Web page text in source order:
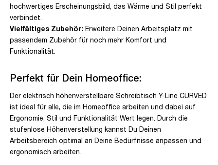
hochwertiges Erscheinungsbild, das Wärme und Stil perfekt
verbindet.
Vielfältiges Zubehör: Erweitere Deinen Arbeitsplatz mit
passendem Zubehör für noch mehr Komfort und
Funktionalität.
Perfekt für Dein Homeoffice:
Der elektrisch höhenverstellbare Schreibtisch Y-Line CURVED
ist ideal für alle, die im Homeoffice arbeiten und dabei auf
Ergonomie, Stil und Funktionalität Wert legen. Durch die
stufenlose Höhenverstellung kannst Du Deinen
Arbeitsbereich optimal an Deine Bedürfnisse anpassen und
ergonomisch arbeiten.